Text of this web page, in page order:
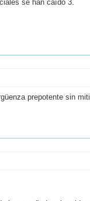
se han caído 3.
prepotente sin